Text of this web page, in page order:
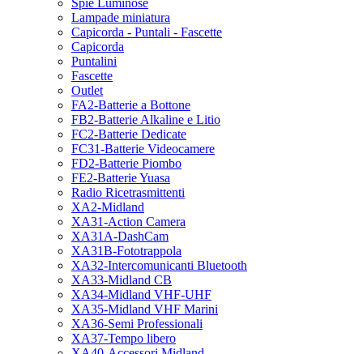
Spie Luminose
Lampade miniatura
Capicorda - Puntali - Fascette
Capicorda
Puntalini
Fascette
Outlet
FA2-Batterie a Bottone
FB2-Batterie Alkaline e Litio
FC2-Batterie Dedicate
FC31-Batterie Videocamere
FD2-Batterie Piombo
FE2-Batterie Yuasa
Radio Ricetrasmittenti
XA2-Midland
XA31-Action Camera
XA31A-DashCam
XA31B-Fototrappola
XA32-Intercomunicanti Bluetooth
XA33-Midland CB
XA34-Midland VHF-UHF
XA35-Midland VHF Marini
XA36-Semi Professionali
XA37-Tempo libero